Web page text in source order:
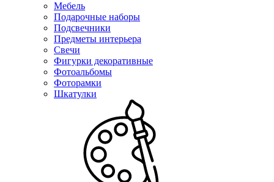
Мебель
Подарочные наборы
Подсвечники
Предметы интерьера
Свечи
Фигурки декоративные
Фотоальбомы
Фоторамки
Шкатулки